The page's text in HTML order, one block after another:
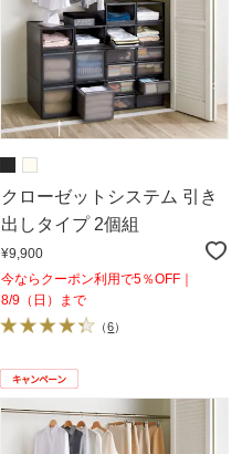
クローゼットシステム 引き
出しタイプ 2個組
¥9,900
今ならクーポン利用で5％OFF｜
8/9（日）まで
（6）